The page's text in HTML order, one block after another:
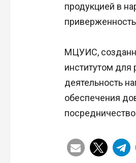
продукцией в
МЦУИС,
институтом для
деятельность
обеспечения